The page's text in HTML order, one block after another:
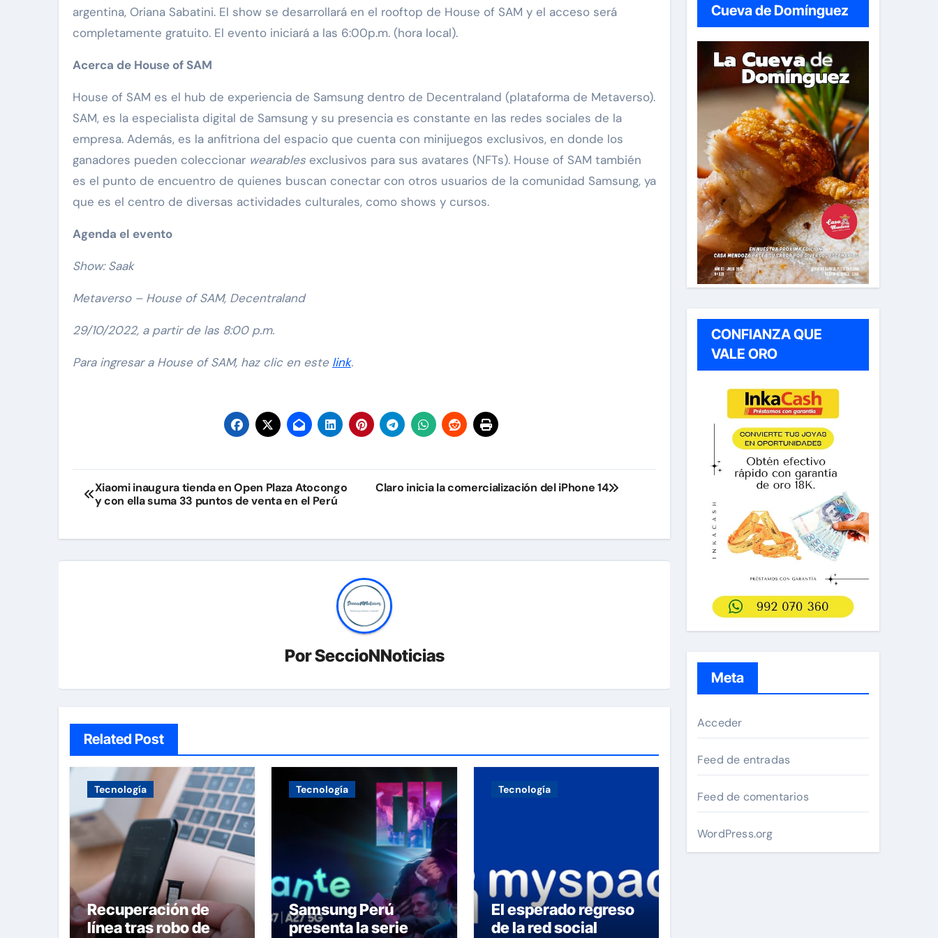
argentina, Oriana Sabatini. El show se desarrollará en el rooftop de House of SAM y el acceso será
completamente gratuito. El evento iniciará a las 6:00p.m. (hora local).
Acerca de House of SAM
House of SAM es el hub de experiencia de Samsung dentro de Decentraland (plataforma de Metaverso).
SAM, es la especialista digital de Samsung y su presencia es constante en las redes sociales de la
empresa. Además, es la anfitriona del espacio que cuenta con minijuegos exclusivos, en donde los
ganadores pueden coleccionar wearables exclusivos para sus avatares (NFTs). House of SAM también
es el punto de encuentro de quienes buscan conectar con otros usuarios de la comunidad Samsung, ya
que es el centro de diversas actividades culturales, como shows y cursos.
Agenda el evento
Show: Saak
Metaverso – House of SAM, Decentraland
29/10/2022, a partir de las 8:00 p.m.
Para ingresar a House of SAM, haz clic en este link.
Navegación
de
entradas
Xiaomi inaugura tienda en Open Plaza Atocongo
y con ella suma 33 puntos de venta en el Perú
Claro inicia la comercialización del iPhone 14
PorSeccioNNoticias
Related Post
Tecnología
Recuperación de
línea tras robo de
Tecnología
Samsung Perú
presenta la serie
Tecnología
El esperado regreso
de la red social
Cueva de Domínguez
CONFIANZA QUE
VALE ORO
Meta
Acceder
Feed de entradas
Feed de comentarios
WordPress.org